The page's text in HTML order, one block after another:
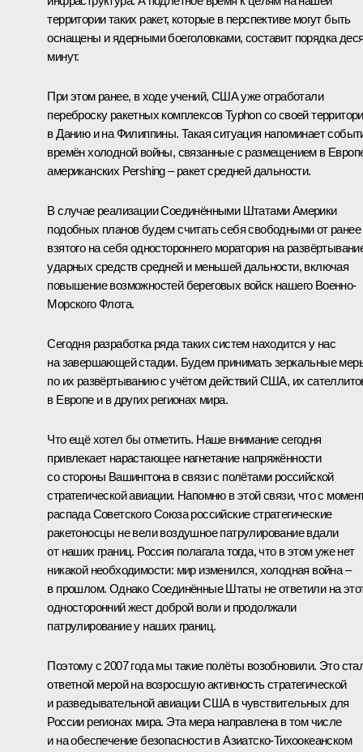
территории таких ракет, которые в перспективе могут быть
оснащены и ядерными боеголовками, составит порядка
минут.
При этом ранее, в ходе учений, США уже отработали
переброску ракетных комплексов Typhon со своей
в Данию и на Филиппины. Такая ситуация напоминает
времён холодной войны, связанные с размещением в
американских Pershing – ракет средней дальности.
В случае реализации Соединёнными Штатами Америки
подобных планов будем считать себя свободными от ранее
взятого на себя одностороннего моратория на
ударных средств средней и меньшей дальности, включая
повышение возможностей береговых войск нашего Военно-
Морского Флота.
Сегодня разработка ряда таких систем находится у нас
на завершающей стадии. Будем принимать зеркальные
по их развёртыванию с учётом действий США, их
в Европе и в других регионах мира.
Что ещё хотел бы отметить. Наше внимание сегодня
привлекает нарастающее нагнетание напряжённости
со стороны Вашингтона в связи с полётами российской
стратегической авиации. Напомню в этой связи, что с
распада Советского Союза российские стратегические
ракетоносцы не вели воздушное патрулирование вдали
от наших границ. Россия полагала тогда, что в этом уже нет
никакой необходимости: мир изменился, холодная война –
в прошлом. Однако Соединённые Штаты не ответили на
односторонний жест доброй воли и продолжали
патрулирование у наших границ.
Поэтому с 2007 года мы такие полёты возобновили. Это
ответной мерой на возросшую активность стратегической
и разведывательной авиации США в чувствительных для
России регионах мира. Эта мера направлена в том числе
и на обеспечение безопасности в Азиатско-Тихоокеанском